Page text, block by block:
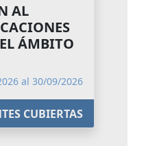
AL
ÁMBITO
al 30/09/2026
CUBIERTAS